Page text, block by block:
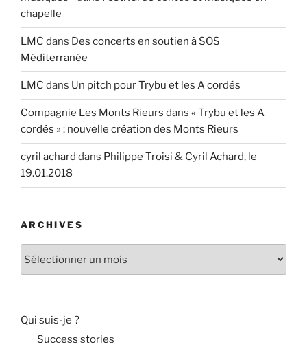
chapelle
LMC dans Des concerts en soutien à SOS
Méditerranée
LMC dans Un pitch pour Trybu et les A cordés
Compagnie Les Monts Rieurs dans « Trybu et les A
cordés » : nouvelle création des Monts Rieurs
cyril achard dans Philippe Troisi & Cyril Achard, le
19.01.2018
ARCHIVES
Qui suis-je ?
Success stories